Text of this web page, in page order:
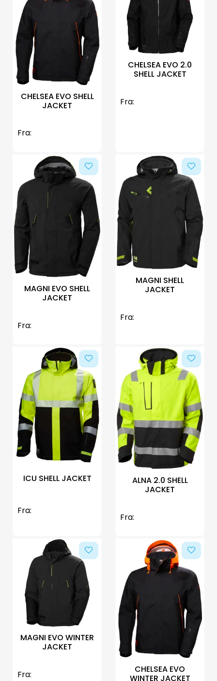
CHELSEA EVO SHELL
JACKET
Fra:
CHELSEA EVO 2.0
SHELL JACKET
Fra:
MAGNI EVO SHELL
JACKET
Fra:
MAGNI SHELL
JACKET
Fra:
ICU SHELL JACKET
Fra:
ALNA 2.0 SHELL
JACKET
Fra:
MAGNI EVO WINTER
JACKET
Fra:
CHELSEA EVO
WINTER JACKET